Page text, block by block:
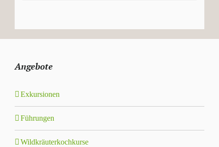
Angebote
Exkursionen
Führungen
Wildkräuterkochkurse